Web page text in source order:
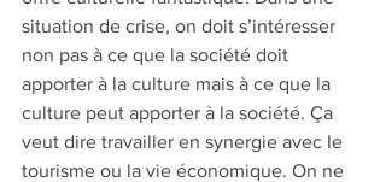
situation de crise, on doit s’intéresser
non pas à ce que la société doit
apporter à la culture mais à ce que la
culture peut apporter à la société. Ça
veut dire travailler en synergie avec le
tourisme ou la vie économique. On ne